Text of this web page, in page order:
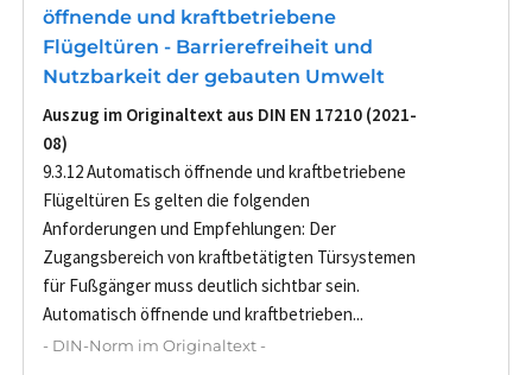
öffnende und kraftbetriebene
Flügeltüren - Barrierefreiheit und
Nutzbarkeit der gebauten Umwelt
Auszug im Originaltext aus DIN EN 17210 (2021-
08)
9.3.12 Automatisch öffnende und kraftbetriebene
Flügeltüren Es gelten die folgenden
Anforderungen und Empfehlungen: Der
Zugangsbereich von kraftbetätigten Türsystemen
für Fußgänger muss deutlich sichtbar sein.
Automatisch öffnende und kraftbetrieben...
- DIN-Norm im Originaltext -